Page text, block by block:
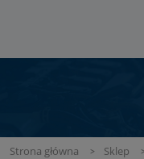
Strona główna Sklep